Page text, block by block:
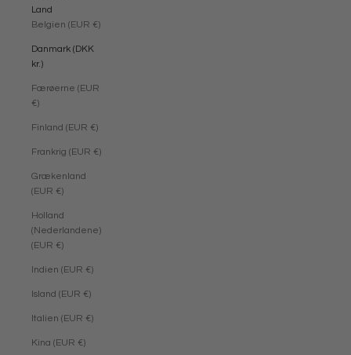
Land
Belgien (EUR €)
Danmark (DKK
kr.)
Færøerne (EUR
€)
Finland (EUR €)
Frankrig (EUR €)
Grækenland
(EUR €)
Holland
(Nederlandene)
(EUR €)
Indien (EUR €)
Island (EUR €)
Italien (EUR €)
Kina (EUR €)